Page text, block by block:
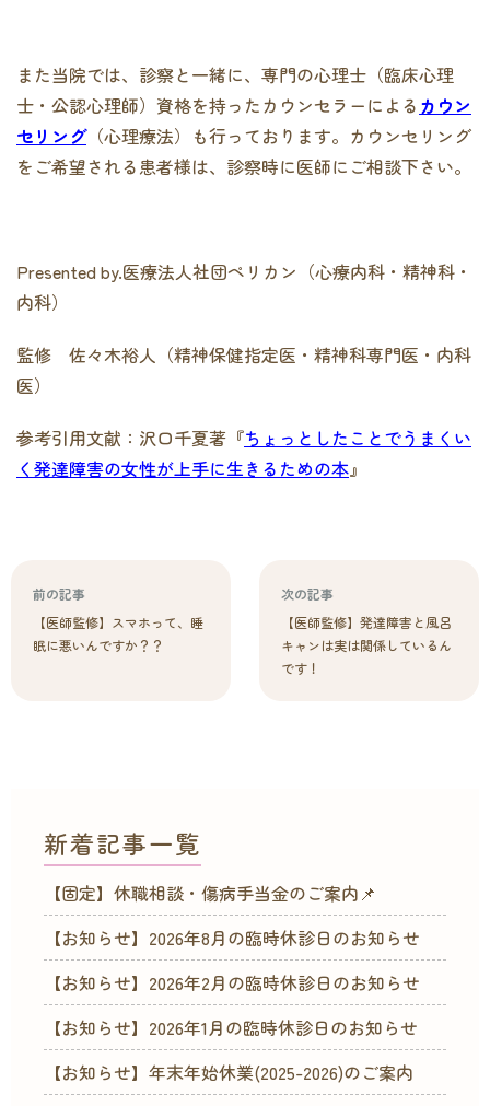
また当院では、診察と一緒に、専門の心理士（臨床心理
士・公認心理師）資格を持ったカウンセラーによる カウン
セリング（心理療法）も行っております。カウンセリング
をご希望される患者様は、診察時に医師にご相談下さい。
Presented by.医療法人社団ペリカン（心療内科・精神科・
内科）
監修 佐々木裕人（精神保健指定医・精神科専門医・内科
医）
参考引用文献：沢口千夏著 『ちょっとしたことでうまくい
く発達障害の女性が上手に生きるための本』
前の記事
【医師監修】スマホって、睡
眠に悪いんですか？？
次の記事
【医師監修】発達障害と風呂
キャンは実は関係しているん
です！
新着記事一覧
【固定】休職相談・傷病手当金のご案内📌
【お知らせ】2026年8月の臨時休診日のお知らせ
【お知らせ】2026年2月の臨時休診日のお知らせ
【お知らせ】2026年1月の臨時休診日のお知らせ
【お知らせ】年末年始休業(2025-2026)のご案内